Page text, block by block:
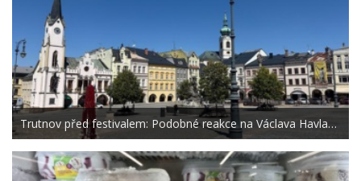
Trutnov před festivalem: Podobné reakce na Václava Havla…